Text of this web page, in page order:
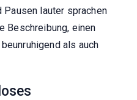
lauter sprachen
Beschreibung, einen
als auch